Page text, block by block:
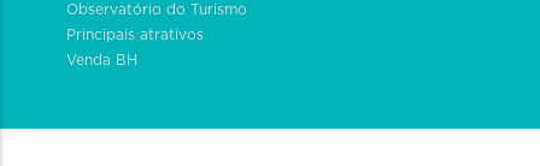
Observatório do Turismo
Principais atrativos
Venda BH